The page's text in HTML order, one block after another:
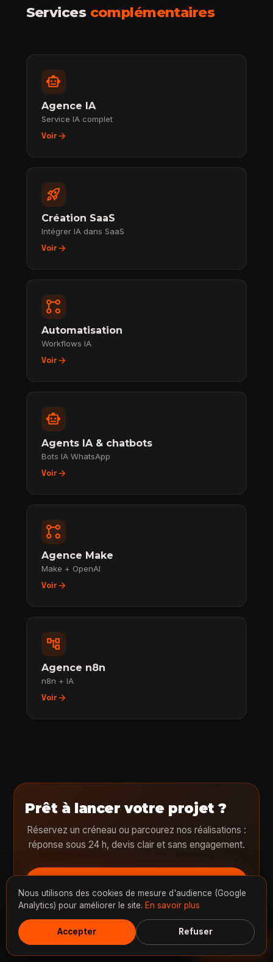
Services complémentaires
smart_toy
Agence IA
Service IA complet
Voirarrow_forward
rocket_launch
Création SaaS
Intégrer IA dans SaaS
Voirarrow_forward
linked_services
Automatisation
Workflows IA
Voirarrow_forward
smart_toy
Agents IA & chatbots
Bots IA WhatsApp
Voirarrow_forward
linked_services
Agence Make
Make + OpenAI
Voirarrow_forward
account_tree
Agence n8n
n8n + IA
Voirarrow_forward
Prêt à lancer votre projet ?
Réservez un créneau ou parcourez nos réalisations :
réponse sous 24 h, devis clair et sans engagement.
Nous utilisons des cookies de mesure d'audience (Google
Analytics) pour améliorer le site. En savoir plus
Accepter Refuser
Discuter